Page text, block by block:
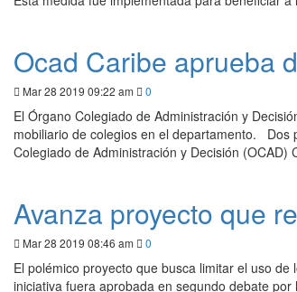
Ocad Caribe aprueba
Mar 28 2019 09:22 am 0
El Órgano Colegiado de Administración y
mobiliario de colegios en el departamento. Dos
Colegiado de Administración y Decisión (OCAD)
Avanza proyecto que
Mar 28 2019 08:46 am 0
El polémico proyecto que busca limitar el uso
iniciativa fuera aprobada en segundo debate